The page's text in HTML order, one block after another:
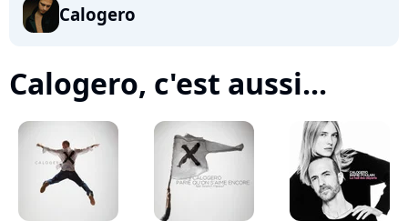
Calogero
Calogero, c'est aussi...